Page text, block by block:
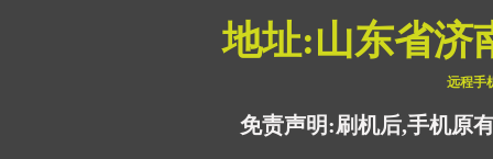
地址:山东省济
远程手
免责声明:刷机后,手机原